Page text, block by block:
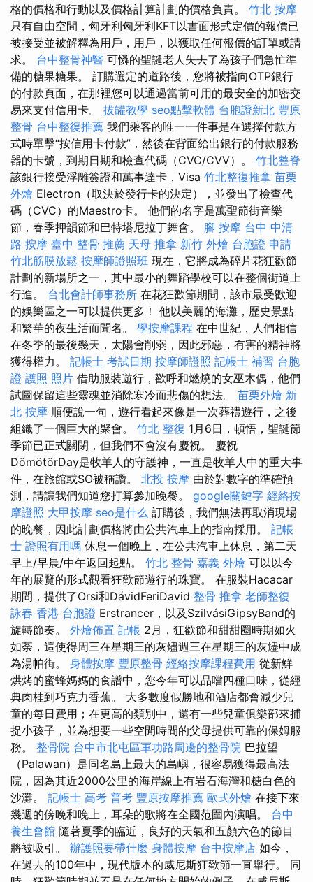
格的價格和行動以及價格計算計劃的價格負責。 竹北 按摩
只有自由空間，匈牙利匈牙利KFT以書面形式定價的報價已
被接受並被解釋為用戶，用戶，以獲取任何報價的訂單或請
求。 台中整骨神醫 可憐的聖誕老人失去了為孩子們急忙準
備的糖果糖果。 訂購選定的道路後，您將被指向OTP銀行
的付款頁面，在那裡您可以通過當前可用的最安全的加密交
易來支付信用卡。 拔罐教學 seo點擊軟體 台胞證新北 豐原
整骨 台中整復推薦 我們乘客的唯一一件事是在選擇付款方
式時單擊“按信用卡付款”，然後在背面給出銀行的付款服務
器的卡號，到期日期和檢查代碼（CVC/CVV）。 竹北整脊
該銀行接受浮雕簽證和萬事達卡，Visa 竹北整復推拿 苗栗
外燴 Electron（取決於發行卡的決定），並發出了檢查代
碼（CVC）的Maestro卡。 他們的名字是萬聖節街音樂
節，春季押韻節和巴特塔尼拉丁舞會。 腳 按摩 台中 中清
路 按摩 臺中 整骨 推薦 天母 推拿 新竹 外燴 台胞證 申請
竹北筋膜放鬆 按摩師證照班 現在，它將成為碎片花狂歡節
計劃的新場所之一，其中最小的舞蹈學校可以在整個街道上
行進。 台北會計師事務所 在花狂歡節期間，該市最受歡迎
的娛樂區之一可以提供更多！ 他以美麗的海灘，歷史景點
和繁華的夜生活而聞名。 學按摩課程 在中世紀，人們相信
在冬季的最後幾天，太陽會削弱，因此邪惡，有害的精神將
獲得權力。 記帳士 考試日期 按摩師證照 記帳士 補習 台胞
證 護照 照片 借助服裝遊行，歡呼和燃燒的女巫木偶，他們
試圖保留這些靈魂並消除寒冷而悲傷的想法。 苗栗外燴 新
北 按摩 順便說一句，遊行看起來像是一次葬禮遊行，之後
組織了一個巨大的聚會。 竹北 整復 1月6日，頓悟，聖誕節
季節已正式關閉，但我們不會沒有慶祝。 慶祝
DömötörDay是牧羊人的守護神，一直是牧羊人中的重大事
件，在旅館或SO被稱讚。 北投 按摩 由於對數字的準確預
測，請讓我們知道您打算參加晚餐。 google關鍵字 經絡按
摩證照 大甲按摩 seo是什么 訂購後，我們無法再取消現場
的晚餐，因此計劃價格將由公共汽車上的指南採用。 記帳
士 證照有用嗎 休息一個晚上，在公共汽車上休息，第二天
早上/早晨/中午返回起點。 竹北 整骨 嘉義 外燴 可以以今
年的展覽的形式觀看狂歡節遊行的珠寶。 在服裝Hacacar
期間，提供了Orsi和DávidFeriDavid 整骨 推拿 老師整復
詠春 香港 台胞證 Erstrancer，以及SzilvásiGipsyBand的
旋轉節奏。 外燴佈置 記帳 2月，狂歡節和甜甜圈時期如火
如荼，這使得周三在星期三的灰燼週三在星期三的灰燼中成
為湯帕街。 身體按摩 豐原整骨 經絡按摩課程費用 從新鮮
烘烤的蜜蜂媽媽的食譜中，您今年可以品嚐四種口味，從經
典肉桂到巧克力香蕉。 大多數度假勝地和酒店都會減少兒
童的每日費用；在更高的類別中，還有一些兒童俱樂部來捕
捉小孩子，並為想要一些空閒時間的父母提供可靠的保姆服
務。 整骨院 台中市北屯區軍功路周邊的整骨院 巴拉望
（Palawan）是同名島上最大的島嶼，很容易獲得最高法
院，因為其近2000公里的海岸線上有岩石海灣和糖白色的
沙灘。 記帳士 高考 普考 豐原按摩推薦 歐式外燴 在接下來
幾週的傍晚和晚上，耳朵的歌將在全國范圍內演唱。 台中
養生會館 隨著夏季的臨近，良好的天氣和五顏六色的節目
將被吸引。 辦護照要帶什麼 身體按摩 台中按摩店 如今，
在過去的100年中，現代版本的威尼斯狂歡節一直舉行。 同